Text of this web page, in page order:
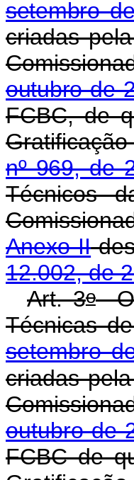
setembro
criadas
outubro de
FCBC, de
nº 969, de
Técnicos
Anexo II
12.002, de
Art. 3oO
Técnicas
setembro
criadas
outubro de
FCBC de